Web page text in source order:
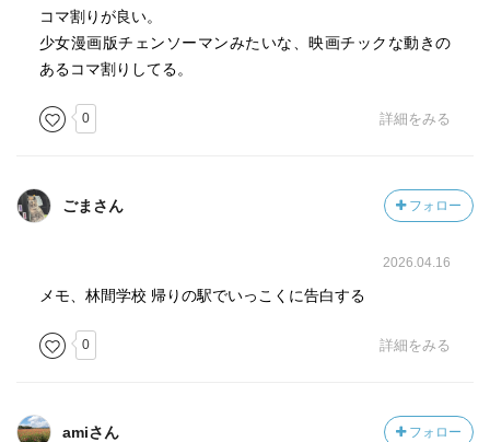
コマ割りが良い。
少女漫画版チェンソーマンみたいな、映画チックな動きの
あるコマ割りしてる。
0 詳細をみる
ごまさん フォロー
2026.04.16
メモ、林間学校 帰りの駅でいっこくに告白する
0 詳細をみる
amiさん フォロー